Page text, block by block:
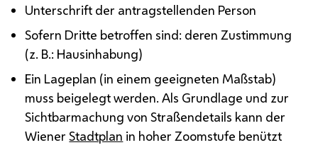
Unterschrift der antragstellenden Person
Sofern Dritte betroffen sind: deren Zustimmung
(z. B.: Hausinhabung)
Ein Lageplan (in einem geeigneten Maßstab)
muss beigelegt werden. Als Grundlage und zur
Sichtbarmachung von Straßendetails kann der
WienerStadtplan in hoher Zoomstufe benützt